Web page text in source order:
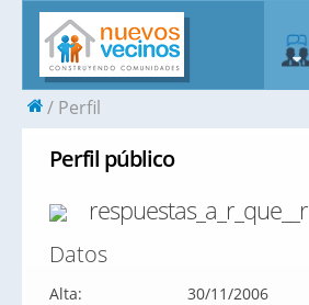
Perfil
Perfil público
respuestas_a_r_que__r
Datos
Alta:
30/11/2006